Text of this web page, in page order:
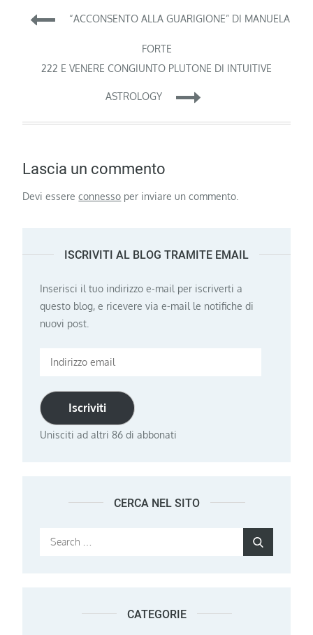
Navigazione
articoli
“ACCONSENTO ALLA GUARIGIONE” DI MANUELA
FORTE
222 E VENERE CONGIUNTO PLUTONE DI INTUITIVE
ASTROLOGY
Lascia un commento
Devi essereconnesso per inviare un commento.
ISCRIVITI AL BLOG TRAMITE EMAIL
Inserisci il tuo indirizzo e-mail per iscriverti a
questo blog, e ricevere via e-mail le notifiche di
nuovi post.
Indirizzo
Iscriviti
Unisciti ad altri 86 di abbonati
CERCA NEL SITO
Search
CATEGORIE